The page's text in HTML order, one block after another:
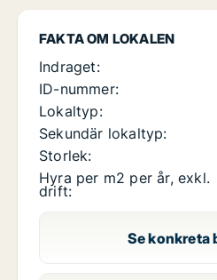
FAKTA OM LOKALEN
Indraget:
ID-nummer:
Lokaltyp:
Sekundär lokaltyp:
Storlek:
Hyra per m2 per år, exkl.
drift:
Se konkreta